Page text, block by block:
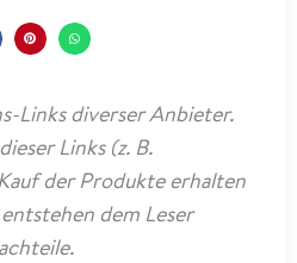
Links diverser Anbieter.
Links (z. B.
der Produkte erhalten
dem Leser